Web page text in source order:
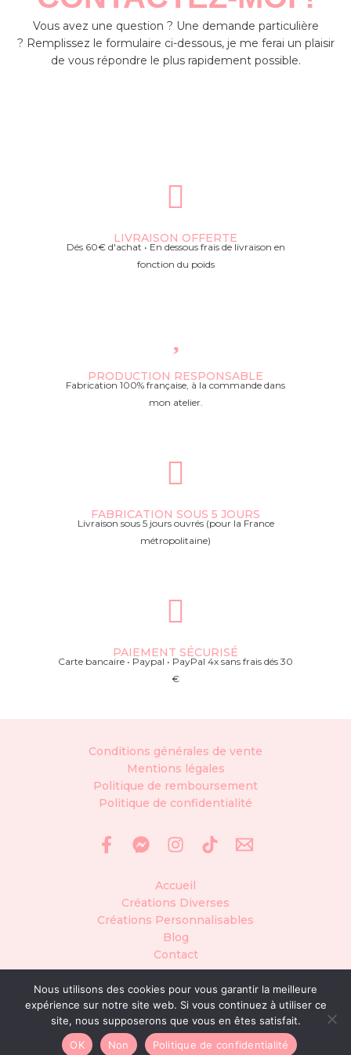
Vous avez une question ? Une demande particulière
? Remplissez le formulaire ci-dessous, je me ferai un plaisir
de vous répondre le plus rapidement possible.
LIVRAISON OFFERTE
Dés 60€ d'achat • En dessous frais de livraison en
fonction du poids
PRODUCTION RESPONSABLE
Fabrication 100% française, à la commande dans
mon atelier.
FABRICATION SOUS 5 JOURS
Livraison sous 5 jours ouvrés (pour la France
métropolitaine)
PAIEMENT SÉCURISÉ
Carte bancaire • Paypal • PayPal 4x sans frais dés 30
€
Conditions générales de vente
Mentions légales
Politique de remboursement
Politique de confidentialité
Accueil
Créations Diverses
Créations Personnalisables
Blog
Contact
© Siana Créa, tous droits réservés
Site réalisé avec ♡ parManon Sabrina design
Nous utilisons des cookies pour vous garantir la meilleure
expérience sur notre site web. Si vous continuez à utiliser ce
site, nous supposerons que vous en êtes satisfait.
OK
Non Politique de confidentialité